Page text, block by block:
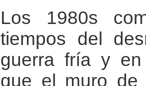
Los 1980s
tiempos del
guerra fría y
que el muro de